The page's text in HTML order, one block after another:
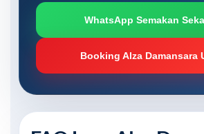
WhatsApp Semakan
Booking Alza Damansara